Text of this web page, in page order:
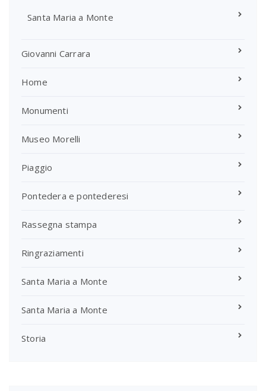
Santa Maria a Monte
Giovanni Carrara
Home
Monumenti
Museo Morelli
Piaggio
Pontedera e pontederesi
Rassegna stampa
Ringraziamenti
Santa Maria a Monte
Santa Maria a Monte
Storia